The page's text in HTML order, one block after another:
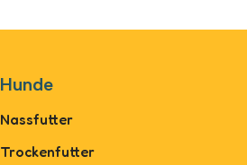
Hunde
Nassfutter
Trockenfutter